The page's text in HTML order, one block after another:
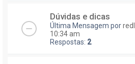
Dúvidas e dicas
Última Mensagem por
10:34 am
Respostas: 2